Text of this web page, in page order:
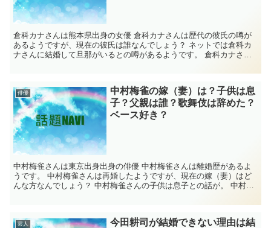
倉科カナさんは熊本県出身の女優 倉科カナさんは歴代の彼氏の噂が
あるようですが、現在の彼氏は誰なんでしょう？ ネットでは倉科カ
ナさんに結婚して旦那がいるとの噂があるようです。 倉科カナさん
俳優
中村梅雀の嫁（妻）は？子供は息
子？父親は誰？歌舞伎は辞めた？
ベース好き？
中村梅雀さんは東京出身出身の俳優 中村梅雀さんは離婚歴があるよ
うです。 中村梅雀さんは再婚したようですが、現在の嫁（妻）はど
んな方なんでしょう？ 中村梅雀さんの子供は息子との話が。 中村梅
芸人
今田耕司が結婚できない理由は結